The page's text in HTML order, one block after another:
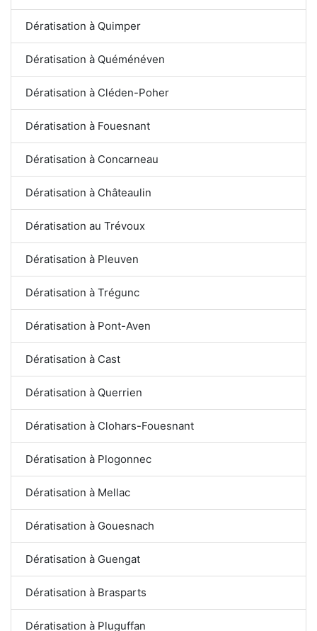
Dératisation à Quimper
Dératisation à Quéménéven
Dératisation à Cléden-Poher
Dératisation à Fouesnant
Dératisation à Concarneau
Dératisation à Châteaulin
Dératisation au Trévoux
Dératisation à Pleuven
Dératisation à Trégunc
Dératisation à Pont-Aven
Dératisation à Cast
Dératisation à Querrien
Dératisation à Clohars-Fouesnant
Dératisation à Plogonnec
Dératisation à Mellac
Dératisation à Gouesnach
Dératisation à Guengat
Dératisation à Brasparts
Dératisation à Pluguffan